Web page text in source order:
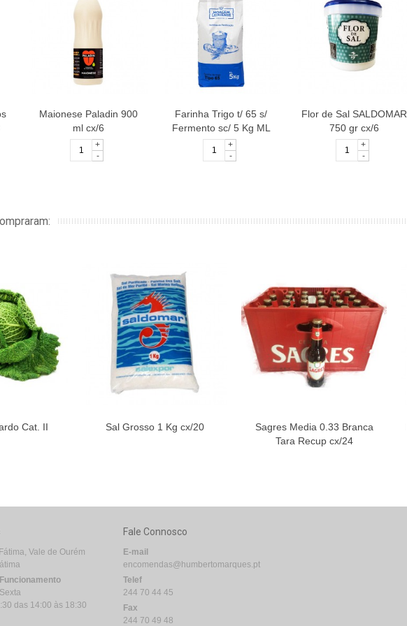
Maionese Paladin 900
ml cx/6
-
+
Farinha Trigo t/ 65 s/
Fermento sc/ 5 Kg ML
-
+
Flor de Sal SALDOMAR
750 gr cx/6
-
+
Cat. II Sal Grosso 1 Kg cx/20
Sagres Media 0.33 Branca
Tara Recup cx/24
Vale de Ourém
das 14:00 às 18:30
Fale Connosco
E-mail
encomendas@humbertomarques.pt
Telef
244 70 44 45
Fax
244 70 49 48